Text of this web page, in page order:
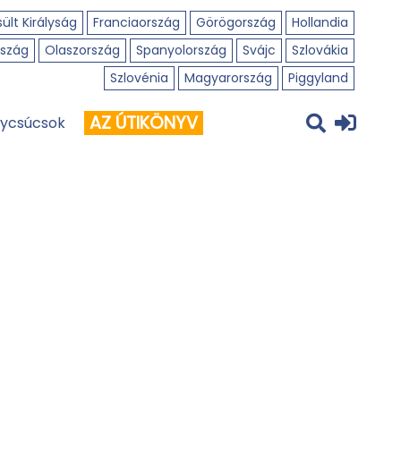
Királyság Franciaország Görögország
Hollandia
Olaszország Spanyolország Svájc
Szlovákia
Szlovénia
Magyarország Piggyland
AZ ÚTIKÖNYV